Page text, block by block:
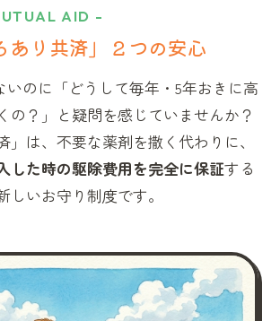
AID -
あり共済」 ２つの安心
いのに「どうして毎年・5年おきに高
の？」と 疑問を感じていませんか？
は、不要な薬剤を撒く代わりに、
した時の駆除費用を完全に保証する
しいお守り制度です。